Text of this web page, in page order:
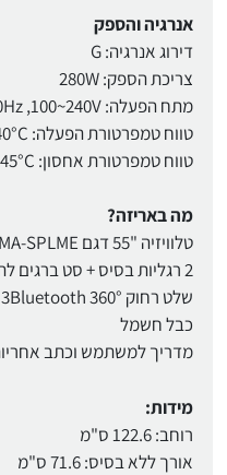
אנרגיה והספק
דירוג אנרגיה: G
צריכת הספק: 280W
מתח הפעלה: 50/60Hz ,100~240V
טווח טמפרטורת הפעלה: 0°C ÷ 40°C, טווח לחות 80% ~ 20%
טווח טמפרטורת אחסון: 15°C ÷ 45°C-, לחות נמוכה מ-80%
מה באריזה?
טלוויזיה "55 דגם L55MA-SPLME
2 רגליות בסיס + סט ברגים להתקנת רגליות בסיס
שלט רחוק 3Bluetooth 360°
כבל חשמל
מדריך למשתמש וכתב
מידות:
רוחב: 122.6 ס"מ
אורך ללא בסיס: 71.6 ס"מ